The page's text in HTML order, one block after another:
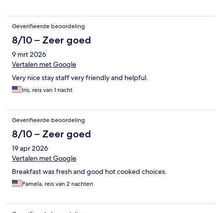
Geverifieerde beoordeling
8/10 – Zeer goed
9 mrt 2026
Vertalen met Google
Very nice stay staff very friendly and helpful.
Iris, reis van 1 nacht
Geverifieerde beoordeling
8/10 – Zeer goed
19 apr 2026
Vertalen met Google
Breakfast was fresh and good hot cooked choices.
Pamela, reis van 2 nachten